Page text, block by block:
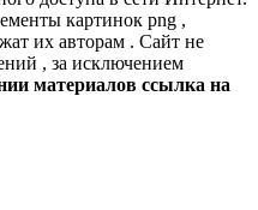
картинок png ,
их авторам . Сайт не
, за исключением
материалов ссылка на